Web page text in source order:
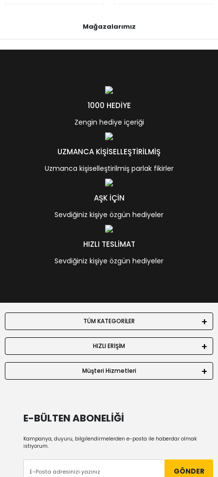
Mağazalarımız
1000 HEDİYE
Zengin hediye içeriği
UZMANCA KİŞİSELLEŞTİRİLMİŞ
Uzmanca kişiselleştirilmiş parlak fikirler
AŞK İÇİN
Sevdiğiniz kişiye özgün hediyeler
HIZLI TESLİMAT
Sevdiğiniz kişiye özgün hediyeler
TÜM KATEGORİLER
HIZLI ERİŞİM
Müşteri Hizmetleri
E-BÜLTEN ABONELİĞİ
Kampanya, duyuru, bilgilendirmelerden e-posta ile haberdar olmak
istiyorum.
GÖNDER